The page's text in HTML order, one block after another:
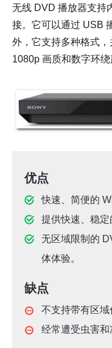
无线 DVD 播放器支持
接。它可以通过 USB
外，它支持多种格式
1080p 画质和数字环绕
优点
快速、简便的
提供快速、稳定
无区域限制的
体体验。
缺点
不支持带有区域
经常遭受虫害和